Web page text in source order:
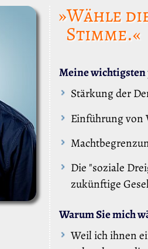
»Wähle
Stimme.«
Meine
Stärkung der
Einführung von
Die "soziale
zukünftige
Warum Sie mich
Weil ich ihnen